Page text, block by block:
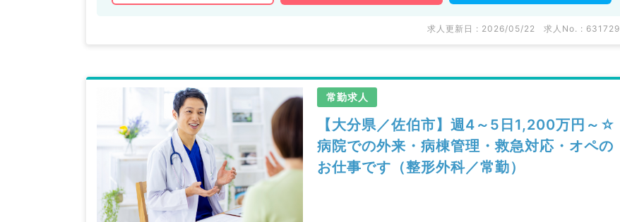
求人更新日 : 2026/05/22 求人No. : 631729
常勤求人
【大分県／佐伯市】週4～5日1,200万円～☆
病院での外来・病棟管理・救急対応・オペの
お仕事です（整形外科／常勤）